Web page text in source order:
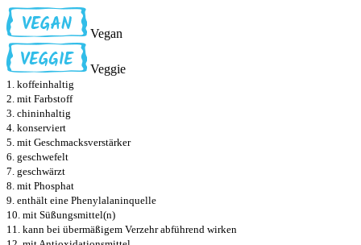
Vegan
Veggie
1. koffeinhaltig
2. mit Farbstoff
3. chininhaltig
4. konserviert
5. mit Geschmacksverstärker
6. geschwefelt
7. geschwärzt
8. mit Phosphat
9. enthält eine Phenylalaninquelle
10. mit Süßungsmittel(n)
11. kann bei übermäßigem Verzehr abführend wirken